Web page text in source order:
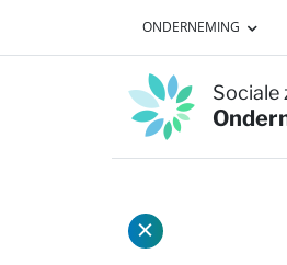
ONDERNEMING
Sociale
Zijbalk tonen/